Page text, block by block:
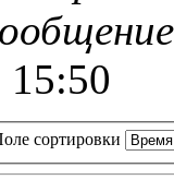
15:50
сортировки